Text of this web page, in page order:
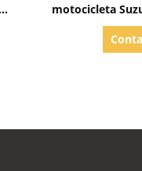
motocicleta
único de alto